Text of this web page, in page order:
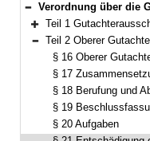
Bereich reduzieren
Verordnung über die Gutachterausschüsse, die Kaufpreissammlungen und die
Bereich erweitern
Teil 1
Bereich reduzieren
Teil 2 Oberer
§ 16 Oberer
§ 17
§ 18 Berufung und
§ 19
§ 20 Aufgaben